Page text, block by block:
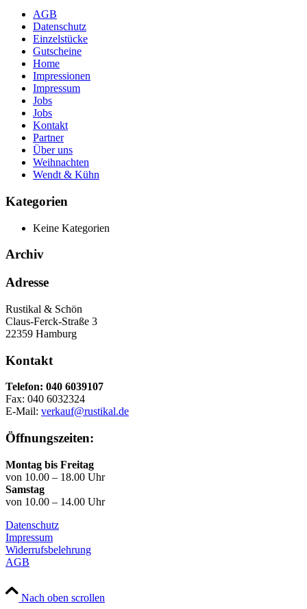
AGB
Datenschutz
Einzelstücke
Gutscheine
Home
Impressionen
Impressum
Jobs
Jobs
Kontakt
Partner
Über uns
Weihnachten
Wendt & Kühn
Kategorien
Keine Kategorien
Archiv
Adresse
Rustikal & Schön
Claus-Ferck-Straße 3
22359 Hamburg
Kontakt
Telefon: 040 6039107
Fax: 040 6032324
E-Mail: verkauf@rustikal.de
Öffnungszeiten:
Montag bis Freitag
von 10.00 – 18.00 Uhr
Samstag
von 10.00 – 14.00 Uhr
Datenschutz
Impressum
Widerrufsbelehrung
AGB
Nach oben scrollen